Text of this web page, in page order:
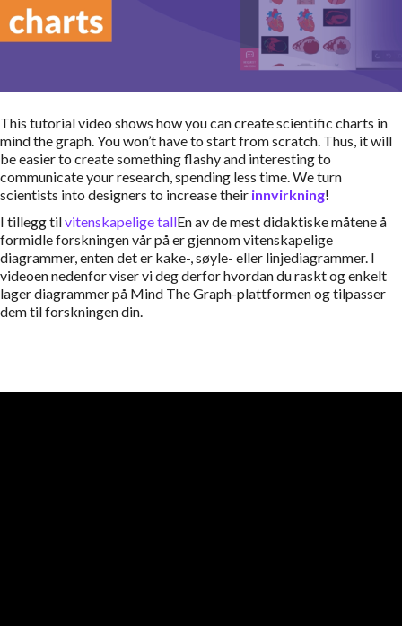
This tutorial video shows how you can create scientific charts in
mind the graph. You won’t have to start from scratch. Thus, it will
be easier to create something flashy and interesting to
communicate your research, spending less time. We turn
scientists into designers to increase their innvirkning!
I tillegg tilvitenskapelige tallEn av de mest didaktiske måtene å
formidle forskningen vår på er gjennom vitenskapelige
diagrammer, enten det er kake-, søyle- eller linjediagrammer. I
videoen nedenfor viser vi deg derfor hvordan du raskt og enkelt
lager diagrammer på Mind The Graph-plattformen og tilpasser
dem til forskningen din.